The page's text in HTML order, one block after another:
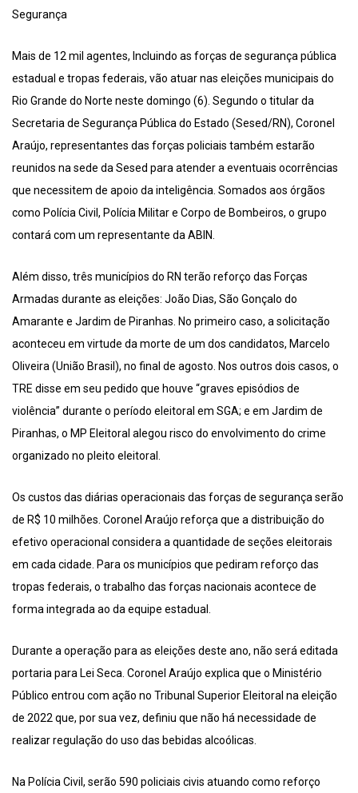
Segurança
Mais de 12 mil agentes, Incluindo as forças de segurança pública
estadual e tropas federais, vão atuar nas eleições municipais do
Rio Grande do Norte neste domingo (6). Segundo o titular da
Secretaria de Segurança Pública do Estado (Sesed/RN), Coronel
Araújo, representantes das forças policiais também estarão
reunidos na sede da Sesed para atender a eventuais ocorrências
que necessitem de apoio da inteligência. Somados aos órgãos
como Polícia Civil, Polícia Militar e Corpo de Bombeiros, o grupo
contará com um representante da ABIN.
Além disso, três municípios do RN terão reforço das Forças
Armadas durante as eleições: João Dias, São Gonçalo do
Amarante e Jardim de Piranhas. No primeiro caso, a solicitação
aconteceu em virtude da morte de um dos candidatos, Marcelo
Oliveira (União Brasil), no final de agosto. Nos outros dois casos, o
TRE disse em seu pedido que houve “graves episódios de
violência” durante o período eleitoral em SGA; e em Jardim de
Piranhas, o MP Eleitoral alegou risco do envolvimento do crime
organizado no pleito eleitoral.
Os custos das diárias operacionais das forças de segurança serão
de R$ 10 milhões. Coronel Araújo reforça que a distribuição do
efetivo operacional considera a quantidade de seções eleitorais
em cada cidade. Para os municípios que pediram reforço das
tropas federais, o trabalho das forças nacionais acontece de
forma integrada ao da equipe estadual.
Durante a operação para as eleições deste ano, não será editada
portaria para Lei Seca. Coronel Araújo explica que o Ministério
Público entrou com ação no Tribunal Superior Eleitoral na eleição
de 2022 que, por sua vez, definiu que não há necessidade de
realizar regulação do uso das bebidas alcoólicas.
Na Polícia Civil, serão 590 policiais civis atuando como reforço